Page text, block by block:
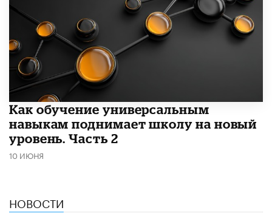
​Как обучение универсальным
навыкам поднимает школу на новый
уровень. Часть 2
10 ИЮНЯ
НОВОСТИ